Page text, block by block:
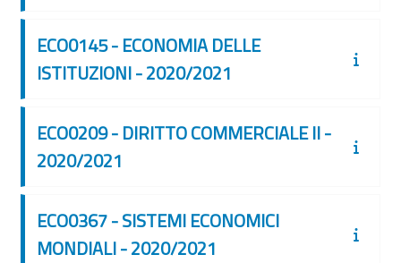
ECO0145 - ECONOMIA DELLE
ISTITUZIONI - 2020/2021
ECO0209 - DIRITTO COMMERCIALE II -
2020/2021
ECO0367 - SISTEMI ECONOMICI
MONDIALI - 2020/2021